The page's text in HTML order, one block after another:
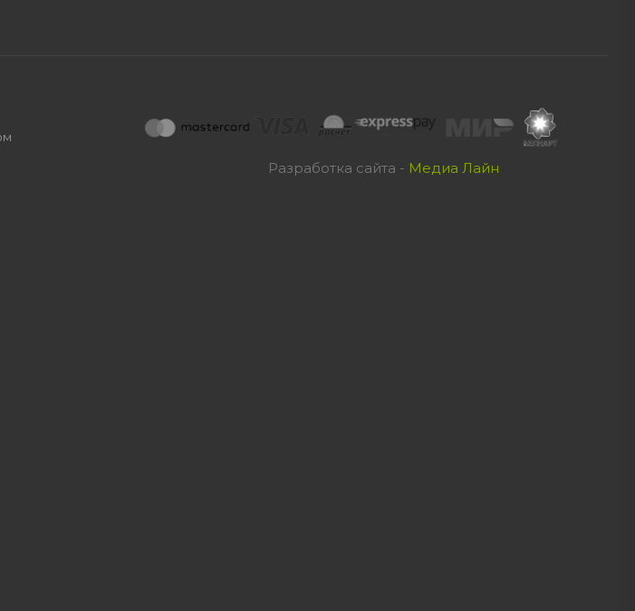
Разработка сайта - Медиа Лайн